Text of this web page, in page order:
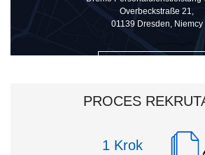
Overbeckstraße 21,
01139 Dresden, Niemcy
PROCES
Krok